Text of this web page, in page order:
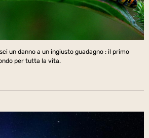
un danno a un ingiusto guadagno : il primo
per tutta la vita.